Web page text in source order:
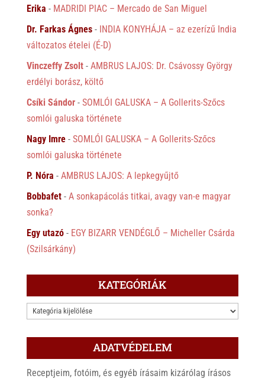
Erika - MADRIDI PIAC – Mercado de San Miguel
Dr. Farkas Ágnes- INDIA KONYHÁJA – az ezerízű India
változatos ételei (É-D)
Vinczeffy Zsolt- AMBRUS LAJOS: Dr. Csávossy György
erdélyi borász, költő
Csíki Sándor- SOMLÓI GALUSKA – A Gollerits-Szőcs
somlói galuska története
Nagy Imre- SOMLÓI GALUSKA – A Gollerits-Szőcs
somlói galuska története
P. Nóra - AMBRUS LAJOS: A lepkegyűjtő
Bobbafet- A sonkapácolás titkai, avagy van-e magyar
sonka?
Egy utazó- EGY BIZARR VENDÉGLŐ – Micheller Csárda
(Szilsárkány)
KATEGÓRIÁK
KATEGÓRIÁK
ADATVÉDELEM
Receptjeim, fotóim, és egyéb írásaim kizárólag írásos